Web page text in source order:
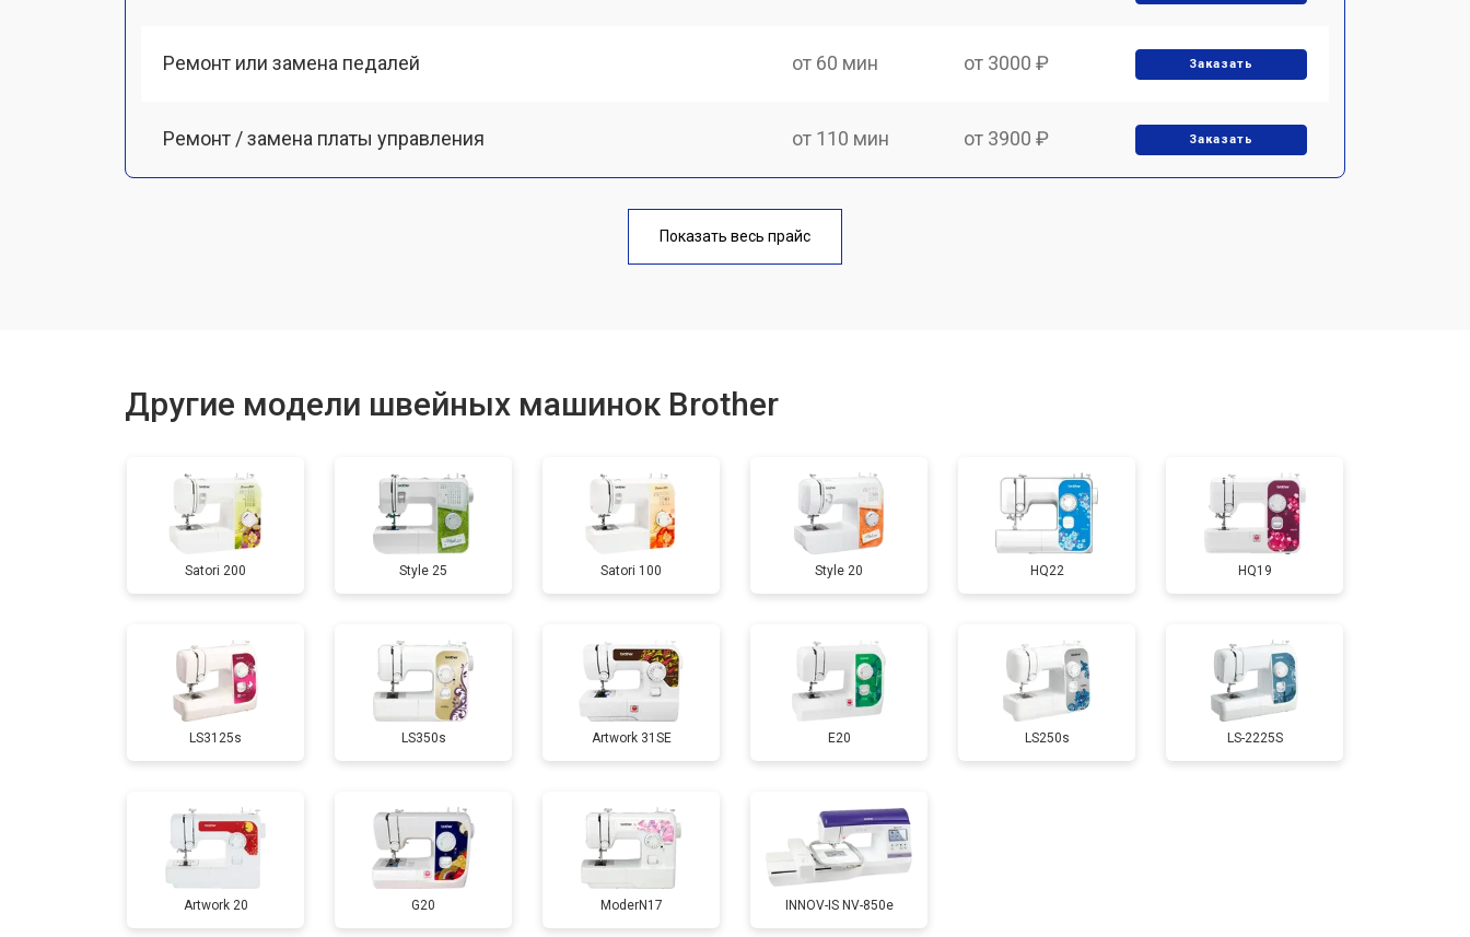
Ремонт или замена педалей от 60 мин от 3000 ₽ Заказать
Ремонт / замена платы управления от 110 мин от 3900 ₽ Заказать
от 70 мин
Показать весь прайс
Другие модели швейных машинок Brother
Satori 200 Style 25 Satori 100 Style 20 HQ22 HQ19
LS3125s LS350s Artwork 31SE E20 LS250s LS-2225S
Artwork 20 G20 ModerN17 INNOV-IS NV-850e